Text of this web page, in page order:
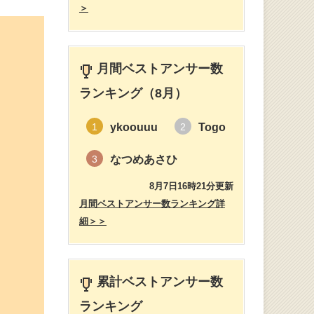
＞
月間ベストアンサー数
ランキング（8月）
1 ykoouuu 2 Togo
3 なつめあさひ
8月7日16時21分更新
月間ベストアンサー数ランキング詳
細＞＞
累計ベストアンサー数
ランキング